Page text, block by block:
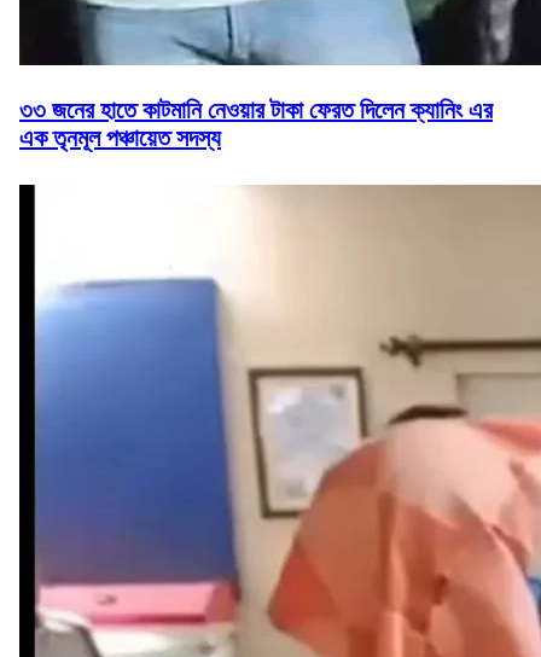
৩৩ জনের হাতে কাটমানি নেওয়ার টাকা ফেরত দিলেন ক্যানিং এর
এক তৃনমূল পঞ্চায়েত সদস্য